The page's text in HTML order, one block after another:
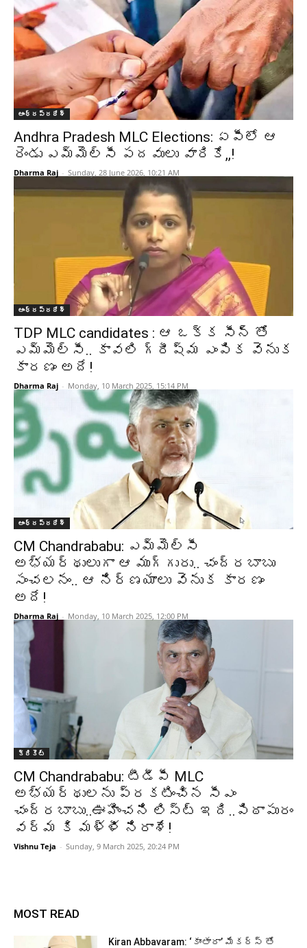
ఆంధ్రప్రదేశ్‌
Andhra Pradesh MLC Elections: ఏపీలో ఆ
రెండు ఎమ్మెల్సీ పదవులు వారికే,,!
Dharma Raj - Sunday, 28 June 2026, 10:21 AM
ఆంధ్రప్రదేశ్‌
TDP MLC candidates : ఆ ఒక్క సీన్ తో
ఎమ్మెల్సీ.. కావలి గ్రీష్మ ఎంపిక వెనుక
కారణం అదే!
Dharma Raj - Monday, 10 March 2025, 15:14 PM
ఆంధ్రప్రదేశ్‌
CM Chandrababu: ఎమ్మెల్సీ
అభ్యర్థులుగా ఆ ముగ్గురు.. చంద్రబాబు
సంచలనం.. ఆ నిర్ణయాలు వెనుక కారణం
అదే!
Dharma Raj - Monday, 10 March 2025, 12:00 PM
క్రికెట్‌
CM Chandrababu: టీడీపీ MLC
అభ్యర్థులను ప్రకటించిన సీఎం
చంద్రబాబు..ఊహించని లిస్ట్ ఇది..పిఠాపురం
వర్మ కి మళ్ళీ నిరాశే!
Vishnu Teja - Sunday, 9 March 2025, 20:24 PM
MOST READ
Kiran Abbavaram: ‘కాంతారా’ మేకర్స్ తో